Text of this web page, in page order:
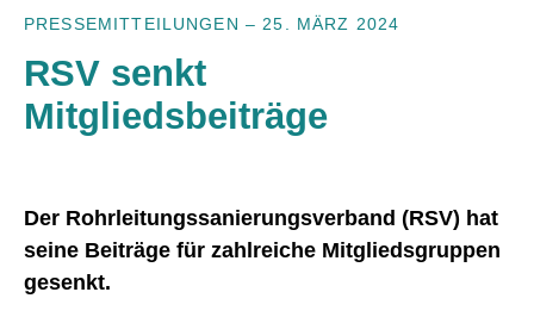
PRESSEMITTEILUNGEN – 25. MÄRZ 2024
RSV senkt
Mitgliedsbeiträge
Der Rohrleitungssanierungsverband (RSV) hat
seine Beiträge für zahlreiche Mitgliedsgruppen
gesenkt.